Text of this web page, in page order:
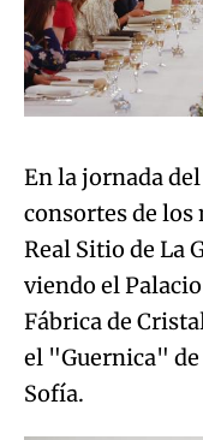
En la jornada
consortes de
Real Sitio de La
viendo el
Fábrica de
el "Guernica" de
Sofía.